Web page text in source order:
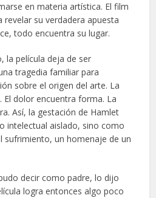
en materia artística. El film
su verdadera apuesta
todo encuentra su lugar.
la película deja de ser
tragedia familiar para
sobre el origen del arte. La
El dolor encuentra forma. La
Así, la gestación de Hamlet
intelectual aislado, sino como
sufrimiento, un homenaje de un
decir como padre, lo dijo
logra entonces algo poco